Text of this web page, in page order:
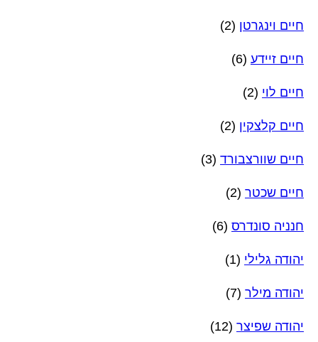
חיים וינגרטן (2)
חיים זיידע (6)
חיים לוי (2)
חיים קלצקין (2)
חיים שוורצבורד (3)
חיים שכטר (2)
חנניה סונדרס (6)
יהודה גלילי (1)
יהודה מילר (7)
יהודה שפיצר (12)